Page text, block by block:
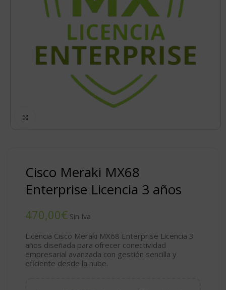
Cisco Meraki MX68
Enterprise Licencia 3 años
€
Licencia Cisco Meraki MX68 Enterprise Licencia 3
años diseñada para ofrecer conectividad
empresarial avanzada con gestión sencilla y
eficiente desde la nube.